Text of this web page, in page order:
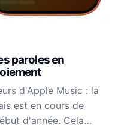
paroles en
d'Apple Music : la
est en cours de
d'année. Cela…